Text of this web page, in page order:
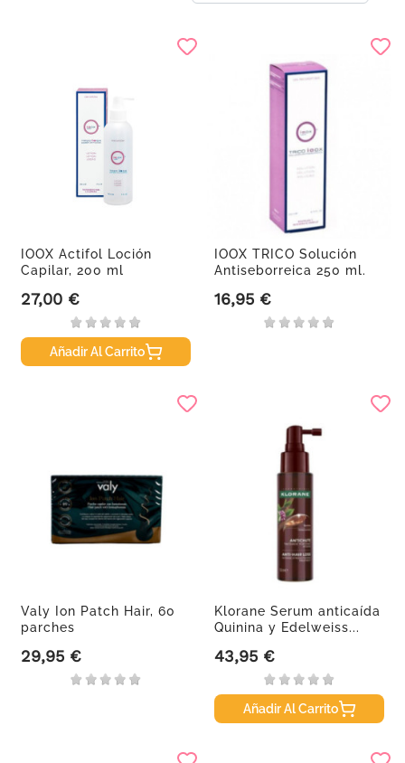
IOOX Actifol Loción
Capilar, 200 ml
Precio
27,00 €
Añadir Al Carrito
IOOX TRICO Solución
Antiseborreica 250 ml.
Precio
16,95 €
Valy Ion Patch Hair, 60
parches
Precio
29,95 €
Klorane Serum anticaída
Quinina y Edelweiss...
Precio
43,95 €
Añadir Al Carrito